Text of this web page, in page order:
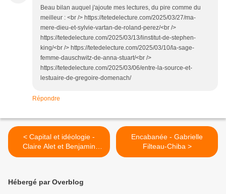
Beau bilan auquel j'ajoute mes lectures, du pire comme du
meilleur : <br /> https://tetedelecture.com/2025/03/27/ma-
mere-dieu-et-sylvie-vartan-de-roland-perez/<br />
https://tetedelecture.com/2025/03/13/linstitut-de-stephen-
king/<br /> https://tetedelecture.com/2025/03/10/la-sage-
femme-dauschwitz-de-anna-stuart/<br />
https://tetedelecture.com/2025/03/06/entre-la-source-et-
lestuaire-de-gregoire-domenach/
Répondre
< Capital et idéologie -
Claire Alet et Benjamin
Adam (BD)
Encabanée - Gabrielle
Filteau-Chiba >
Hébergé par Overblog